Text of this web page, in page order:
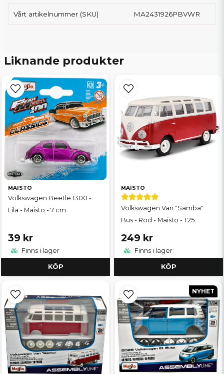
Vårt artikelnummer (SKU) MA2431926PBVWR
Liknande produkter
MAISTO
Volkswagen Beetle 1300 -
Lila - Maisto - 7 cm
39 kr
Finns i lager
KÖP
MAISTO
Volkswagen Van "Samba"
Bus - Röd - Maisto - 1:25
249 kr
Finns i lager
KÖP
NYHET